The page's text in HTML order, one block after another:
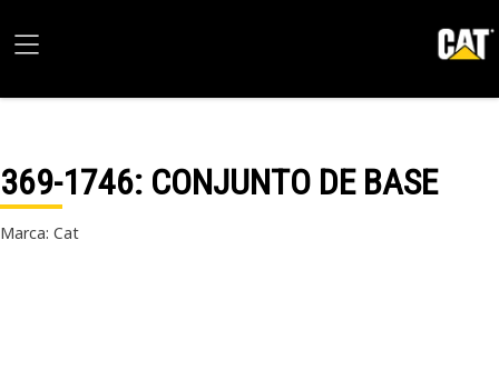
369-1746: CONJUNTO DE BASE
Marca: Cat